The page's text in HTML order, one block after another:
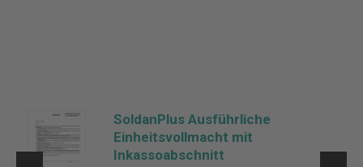
SoldanPlus Ausführliche
Einheitsvollmacht mit
Inkassoabschnitt